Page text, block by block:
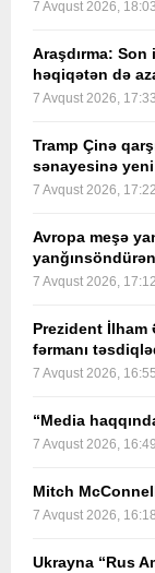
7 Avqust 2026, 18:03
Araşdırma:
həqiqətən də
7 Avqust 2026, 17:33
Tramp Çinə
sənayesinə
7 Avqust 2026, 17:22
Avropa meşə
7 Avqust 2026, 17:12
Prezident İlham
fərmanı
7 Avqust 2026, 16:55
“Media
7 Avqust 2026, 16:49
Mitch
7 Avqust 2026, 16:18
Ukrayna “Rus